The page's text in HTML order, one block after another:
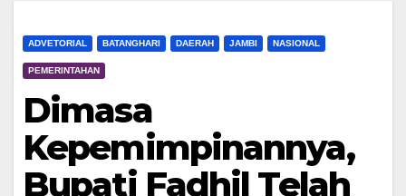
ADVETORIAL BATANGHARI DAERAH JAMBI NASIONAL
PEMERINTAHAN
Dimasa
Kepemimpinannya,
Bupati Fadhil Telah